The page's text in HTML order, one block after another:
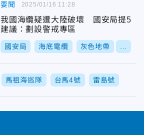
要聞
我國海纜疑遭大陸破壞 國安局提5
建議：劃設警戒專區
國安局 海底電纜 灰色地帶
2025/01/16 11:28
馬祖海巡隊 台馬4號 雷島號